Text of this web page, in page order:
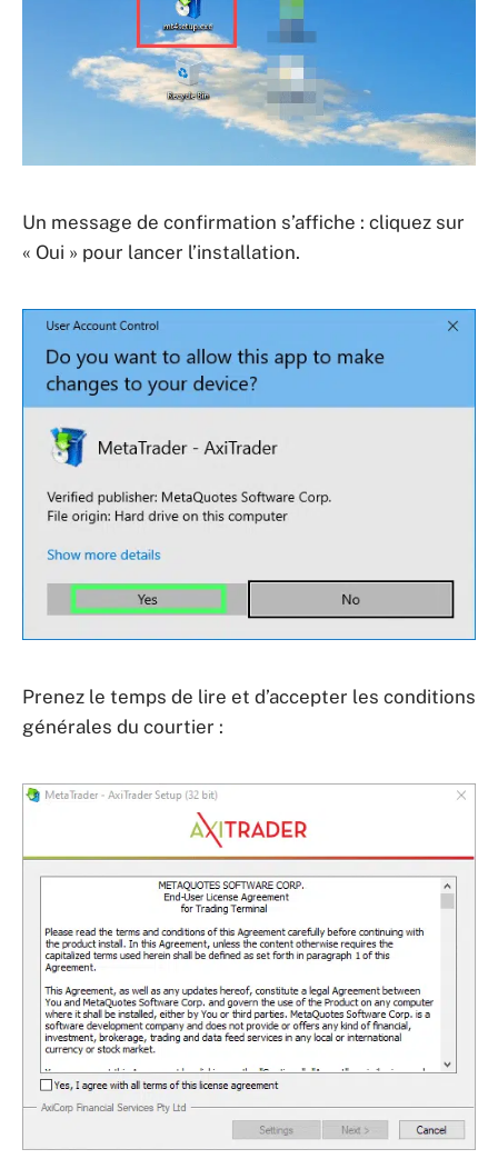
Un message de confirmation s’affiche : cliquez sur
« Oui » pour lancer l’installation.
Prenez le temps de lire et d’accepter les conditions
générales du courtier :